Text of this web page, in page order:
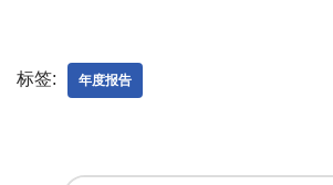
标签: 年度报告